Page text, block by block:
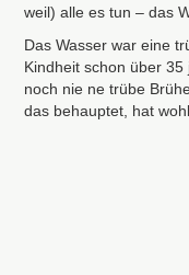
weil) alle es tun – das
Das Wasser war eine
Kindheit schon über
noch nie ne trübe
das behauptet, hat